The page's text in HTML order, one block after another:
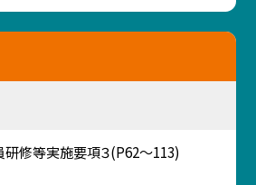
修等実施要項３(P62～113)